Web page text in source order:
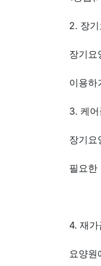
2. 장
장기요
이용하
3. 케어
장기
필요한
4. 재가
요양원